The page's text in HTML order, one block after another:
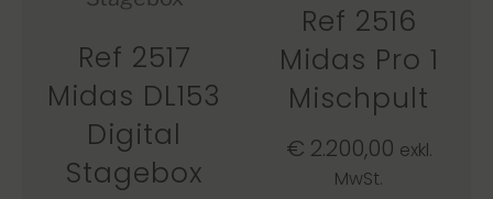
Ref 2517
Midas DL153
Digital
Stagebox
Ref 2516
Midas Pro 1
Mischpult
€ 2.200,00 exkl.
MwSt.